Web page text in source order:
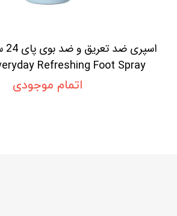
Refreshing Foot Spray
اتمام موجودی